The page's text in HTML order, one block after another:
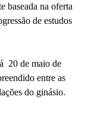
baseada na oferta
de estudos
20 de maio de
entre as
do ginásio.